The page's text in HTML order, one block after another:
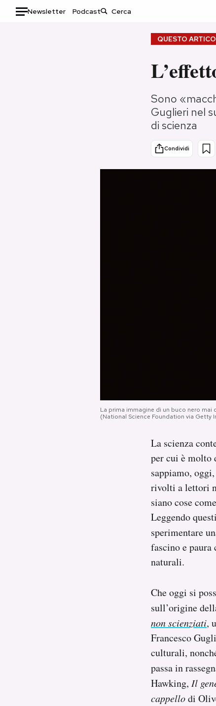
Newsletter Podcast
Consumismi
Storie/Idee
Ok Boomer!
Europa
AREA PERSONALE
QUESTO
Sono
Guglieri nel
di scienza
Condividi
La prima immagine di un buco nero mai
(National Science Foundation via Getty
La scienza
per cui è molto
sappiamo,
rivolti a lettori
siano cose
Leggendo
sperimentare
fascino e paura
naturali.
Che oggi si
sull’origine
non scienziati,
Francesco
culturali,
passa in
Hawking, Il
cappellodi